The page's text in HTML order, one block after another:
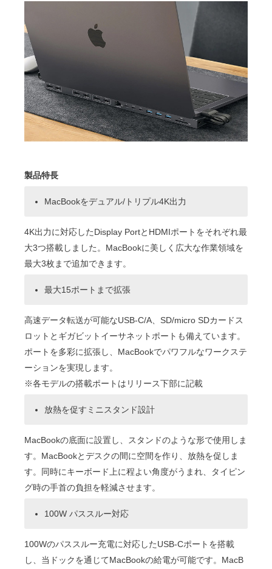
製品特長
MacBookをデュアル/トリプル4K出力
4K出力に対応したDisplay PortとHDMIポートをそれぞれ最
大3つ搭載しました。MacBookに美しく広大な作業領域を
最大3枚まで追加できます。
最大15ポートまで拡張
高速データ転送が可能なUSB-C/A、SD/micro SDカードス
ロットとギガビットイーサネットポートも備えています。
ポートを多彩に拡張し、MacBookでパワフルなワークステ
ーションを実現します。
※各モデルの搭載ポートはリリース下部に記載
放熱を促すミニスタンド設計
MacBookの底面に設置し、スタンドのような形で使用しま
す。MacBookとデスクの間に空間を作り、放熱を促しま
す。同時にキーボード上に程よい角度がうまれ、タイピン
グ時の手首の負担を軽減させます。
100W パススルー対応
100Wのパススルー充電に対応したUSB-Cポートを搭載
し、当ドックを通じてMacBookの給電が可能です。MacB